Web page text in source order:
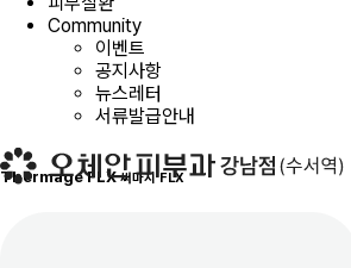
Community
이벤트
공지사항
뉴스레터
서류발급안내
Thermage FLX 써마지 FLX